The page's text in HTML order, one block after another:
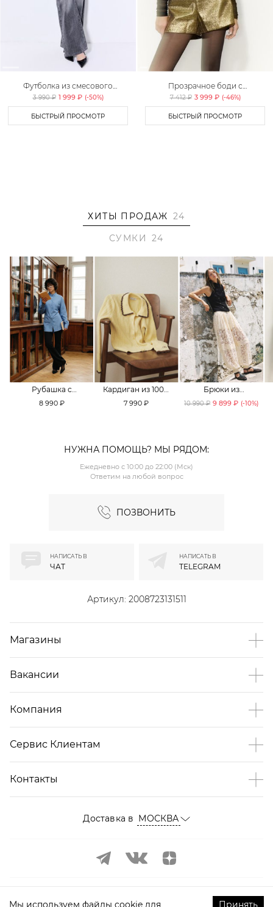
Футболка из смесового
хлопка TOPTOP
3 990 ₽ 1 999 ₽ (-50%)
БЫСТРЫЙ ПРОСМОТР
Прозрачное боди с
капюшоном TOPTOP
7 412 ₽ 3 999 ₽ (-46%)
БЫСТРЫЙ ПРОСМОТР
ХИТЫ ПРОДАЖ 24
СУМКИ
24
Рубашка с
принтом «клетка»
8 990 ₽
Кардиган из 100%
хлопка TOPTOP
7 990 ₽
Брюки из
смесового хлопка
10 990 ₽ 9 899 ₽ (-10%)
НУЖНА ПОМОЩЬ? МЫ РЯДОМ:
ПОЗВОНИТЬ
Ежедневно с 10:00 до 22:00 (Мск)
Ответим на любой вопрос
Артикул: 2008723131511
НАПИСАТЬ В
ЧАТ
НАПИСАТЬ В
TELEGRAM
Магазины
Вакансии
Компания
Сервис Клиентам
Контакты
Доставка в МОСКВА
Мы используем файлы cookie для Принять